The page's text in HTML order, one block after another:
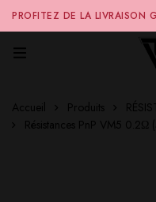
PROFITEZ DE LA LIVRAISON
D'ACHAT SUR NOTRE SITE
Accueil Produits
Résistances PnP VM5 0.2Ω